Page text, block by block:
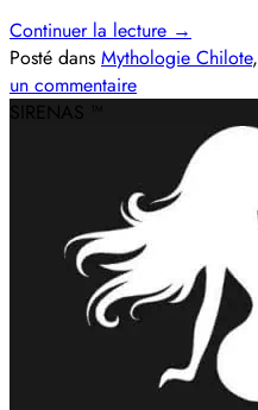
Continuer la lecture →
Posté dans Mythologie Chilote,
un commentaire
SIRENAS ™